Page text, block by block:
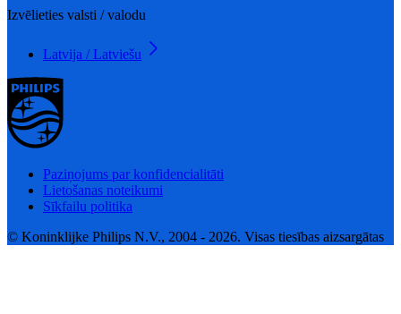
Izvēlieties valsti / valodu
Latvija / Latviešu
Paziņojums par konfidencialitāti
Lietošanas noteikumi
Sīkfailu politika
© Koninklijke Philips N.V., 2004 - 2026. Visas tiesības aizsargātas